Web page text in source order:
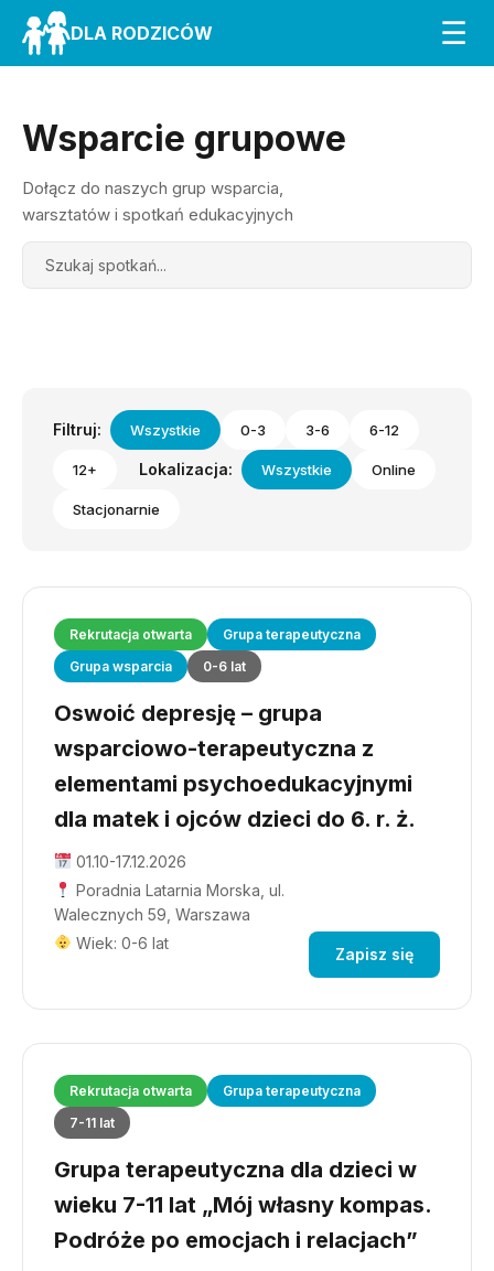
DLA RODZICÓW ☰
Wsparcie grupowe
Dołącz do naszych grup wsparcia,
warsztatów i spotkań edukacyjnych
Search
Filtruj: Wszystkie 0-3 3-6 6-12
12+ Lokalizacja: Wszystkie Online
Stacjonarnie
Rekrutacja otwarta
Grupa terapeutyczna
Grupa wsparcia
0-6 lat
Oswoić depresję – grupa
wsparciowo-terapeutyczna z
elementami psychoedukacyjnymi
dla matek i ojców dzieci do 6. r. ż.
01.10-17.12.2026
Poradnia Latarnia Morska, ul.
Walecznych 59, Warszawa
Wiek: 0-6 lat
Zapisz się
Rekrutacja otwarta
Grupa terapeutyczna
7-11 lat
Grupa terapeutyczna dla dzieci w
wieku 7-11 lat „Mój własny kompas.
Podróże po emocjach i relacjach”